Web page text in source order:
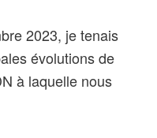
2023, je tenais
évolutions de
à laquelle nous